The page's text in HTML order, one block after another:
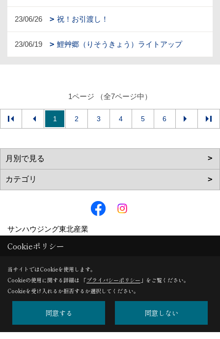
23/06/26 祝！お引渡し！
23/06/19 鯉艸郷（りそうきょう）ライトアップ
1ページ （全7ページ中）
1 2 3 4 5 6
サンハウジング東北産業
〒039-1164
TEL： 0178-20-6233
FAX：0178-20-6272
＜営業時間＞8:30~17:30
＜定休日＞第２・４土曜日 日曜日 祝祭日
Cookieポリシー
当サイトではCookieを使用します。
Cookieの使用に関する詳細は 「プライバシーポリシー 」をご覧ください。
Cookieを受け入れるか拒否するか選択してください。
同意する 同意しない